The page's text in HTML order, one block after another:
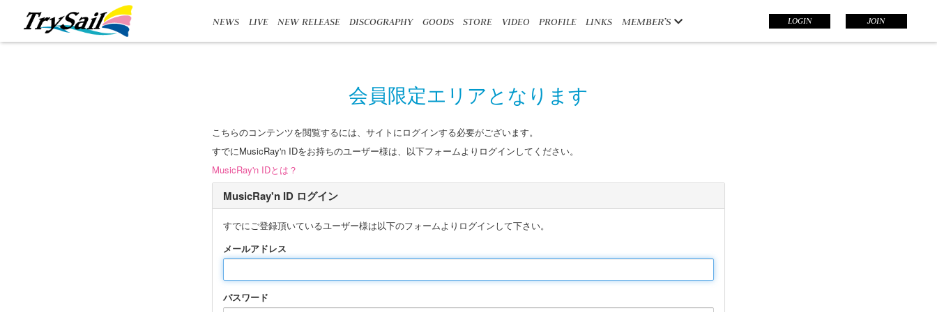
NEWS LIVE NEW RELEASE DISCOGRAPHY GOODS STORE VIDEO PROFILE LINKS MEMBER’S LOGIN JOIN
会員限定エリアとなります
こちらのコンテンツを閲覧するには、サイトにログインする必要がございます。
すでにMusicRay'n IDをお持ちのユーザー様は、以下フォームよりログインしてください。
MusicRay'n IDとは？
MusicRay'n ID ログイン
すでにご登録頂いているユーザー様は以下のフォームよりログインして下さい。
メールアドレス
パスワード